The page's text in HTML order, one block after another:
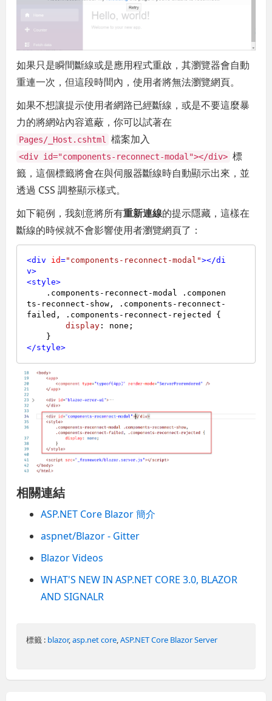
如果只是瞬間斷線或是應用程式重啟，其瀏覽器會自動
重連一次，但這段時間內，使用者將無法瀏覽網頁。
如果不想讓提示使用者網路已經斷線，或是不要這麼暴
力的將網站內容遮蔽，你可以試著在
Pages/_Host.cshtml 檔案加入
<div id="components-reconnect-modal"></div> 標
籤，這個標籤將會在與伺服器斷線時自動顯示出來，並
透過 CSS 調整顯示樣式。
如下範例，我刻意將所有重新連線的提示隱藏，這樣在
斷線的時候就不會影響使用者瀏覽網頁了：
<div id="components-reconnect-modal"></di
v>
<style>
.components-reconnect-modal
.componen
ts-reconnect-show ,
.components-reconnect-
failed , .components-reconnect-rejected
{
display : none;
</style>
相關連結
ASP.NET Core Blazor 簡介
aspnet/Blazor - Gitter
Blazor Videos
WHAT'S NEW IN ASP.NET CORE 3.0, BLAZOR
AND SIGNALR
標籤 : blazor,asp.net core,ASP.NET Core Blazor Server